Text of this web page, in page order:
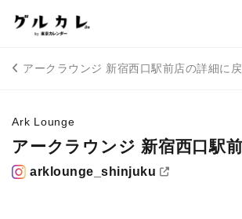
アークラウンジ 新宿西口駅前店の詳細に
Ark Lounge
アークラウンジ 新宿西口駅
arklounge_shinjuku